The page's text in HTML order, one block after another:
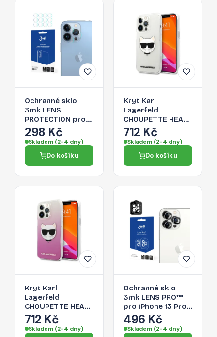
Ochranné sklo
3mk LENS
PROTECTION pro
iPhone 13 Pro Max
- čiré
298 Kč
Skladem (2-4 dny)
Do košíku
Kryt Karl
Lagerfeld
CHOUPETTE HEAD
pro iPhone 13 Pro
Max -
transparentní
712 Kč
Skladem (2-4 dny)
Do košíku
Kryt Karl
Lagerfeld
CHOUPETTE HEAD
pro iPhone 13 Pro
Max - růžový
712 Kč
Skladem (2-4 dny)
Ochranné sklo
3mk LENS PRO™
pro iPhone 13 Pro
Max / 13 Pro -
stříbrná
496 Kč
Skladem (2-4 dny)